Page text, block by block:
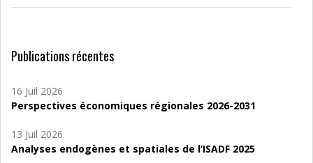
Publications récentes
16 Juil 2026
Perspectives économiques régionales 2026-2031
13 Juil 2026
Analyses endogènes et spatiales de l’ISADF 2025